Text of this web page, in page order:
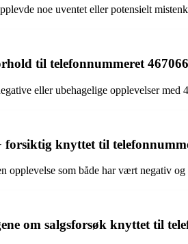
noe uventet eller potensielt
til telefonnummeret
eller ubehagelige opplevelser
knyttet til
som både har vært negativ
om salgsforsøk knyttet til